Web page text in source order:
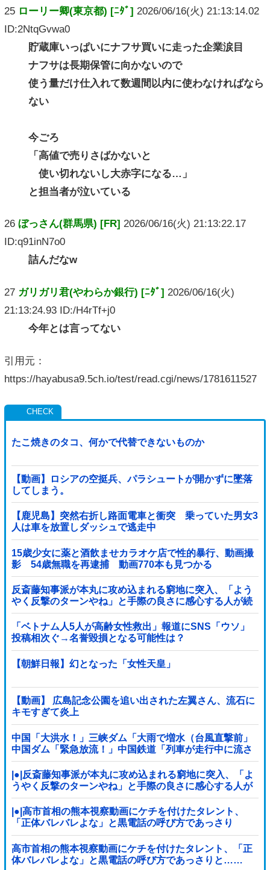
25 ローリー卿(東京都) [ﾆﾀﾞ] 2026/06/16(火) 21:13:14.02
ID:2NtqGvwa0
貯蔵庫いっぱいにナフサ買いに走った企業涙目
ナフサは長期保管に向かないので
使う量だけ仕入れて数週間以内に使わなければなら
ない
今ごろ
「高値で売りさばかないと
使い切れないし大赤字になる…」
と担当者が泣いている
26 ぼっさん(群馬県) [FR] 2026/06/16(火) 21:13:22.17
ID:q91inN7o0
詰んだなw
27 ガリガリ君(やわらか銀行) [ﾆﾀﾞ] 2026/06/16(火)
21:13:24.93 ID:/H4rTf+j0
今年とは言ってない
引用元：
https://hayabusa9.5ch.io/test/read.cgi/news/1781611527
たこ焼きのタコ、何かで代替できないものか
【動画】ロシアの空挺兵、パラシュートが開かずに墜落
してしまう。
【鹿児島】突然右折し路面電車と衝突 乗っていた男女3
人は車を放置しダッシュで逃走中
15歳少女に薬と酒飲ませカラオケ店で性的暴行、動画撮
影 54歳無職を再逮捕 動画770本も見つかる
反斎藤知事派が本丸に攻め込まれる窮地に突入、「よう
やく反撃のターンやね」と手際の良さに感心する人が続
出中他
「ベトナム人5人が高齢女性救出」報道にSNS「ウソ」
投稿相次ぐ→名誉毀損となる可能性は？
【朝鮮日報】幻となった「女性天皇」
【動画】 広島記念公園を追い出された左翼さん、流石に
キモすぎて炎上
中国「大洪水！」三峡ダム「大雨で増水（台風直撃前」
中国ダム「緊急放流！」中国鉄道「列車が走行中に流さ
れる」中国避難所「支援物資は有料です」謎の勢力
「え」→
|●|反斎藤知事派が本丸に攻め込まれる窮地に突入、「よ
うやく反撃のターンやね」と手際の良さに感心する人が
続出中
|●|高市首相の熊本視察動画にケチを付けたタレント、
「正体バレバレよな」と黒電話の呼び方であっさり
と……
高市首相の熊本視察動画にケチを付けたタレント、「正
体バレバレよな」と黒電話の呼び方であっさりと……